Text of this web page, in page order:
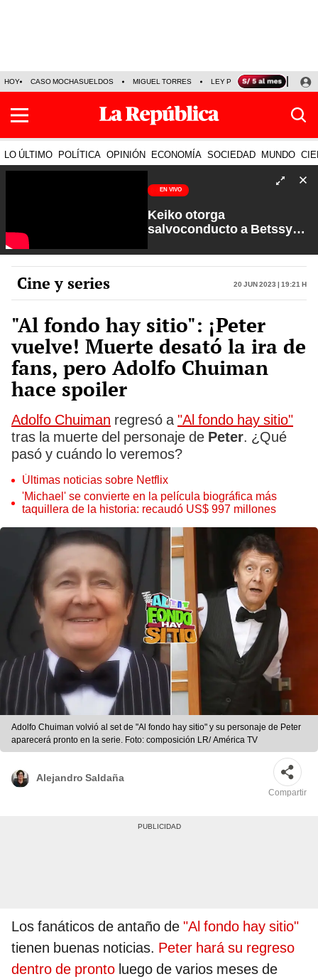
HOY CASO MOCHASUELDOS MIGUEL TORRES LEY PULPÍN PRECIO DEL
LO ÚLTIMO POLÍTICA OPINIÓN ECONOMÍA SOCIEDAD MUNDO
EN VIVO
Keiko otorga
salvoconducto a Betssy
Petroperú | Sin Guion con
Rosa María Palacios
Cine y series 20 Jun 2023 | 19:21 h
"Al fondo hay sitio": ¡Peter
vuelve! Muerte desató la ira de
fans, pero Adolfo Chuiman
hace spoiler
Adolfo Chuiman regresó a "Al fondo hay sitio"
tras la muerte del personaje de Peter. ¿Qué
pasó y cuándo lo veremos?
Últimas noticias sobre Netflix
'Michael' se convierte en la película biográfica más
taquillera de la historia: recaudó US$ 997 millones
Adolfo Chuiman volvió al set de "Al fondo hay sitio" y su personaje de Peter
aparecerá pronto en la serie. Foto: composición LR/ América TV
Alejandro Saldaña
Compartir
Los fanáticos de antaño de "Al fondo hay sitio"
tienen buenas noticias. Peter hará su regreso
dentro de pronto luego de varios meses de